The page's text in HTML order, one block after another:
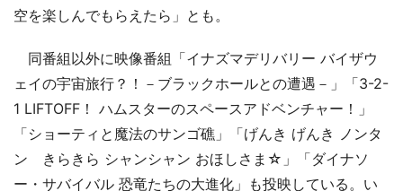
空を楽しんでもらえたら」とも。
同番組以外に映像番組「イナズマデリバリー バイザウ
ェイの宇宙旅行？！－ブラックホールとの遭遇－」「3-2-
1 LIFTOFF！ ハムスターのスペースアドベンチャー！」
「ショーティと魔法のサンゴ礁」「げんき げんき ノンタ
ン きらきら シャンシャン おほしさま☆」「ダイナソ
ー・サバイバル 恐竜たちの大進化」も投映している。い